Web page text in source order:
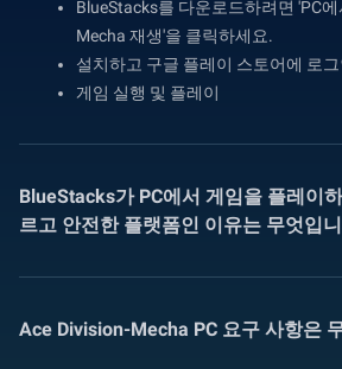
BlueStacks를 다운로드하려면 'PC
Mecha 재생'을 클릭하세요.
설치하고 구글 플레이 스토어에 로그
게임 실행 및 플레이
BlueStacks가 PC에서 게임을 플레이
르고 안전한 플랫폼인 이유는 무엇입
Ace Division-Mecha PC 요구 사항은